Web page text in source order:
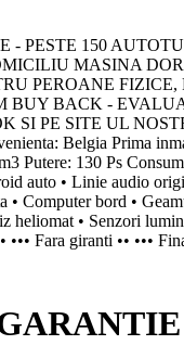
- PESTE 150
MASINA
PEROANE
BUY BACK -
PE SITE UL
Belgia Prima
Putere: 130 Ps
auto • Linie audio
Computer bord •
• Senzori
Fara giranti •• •••